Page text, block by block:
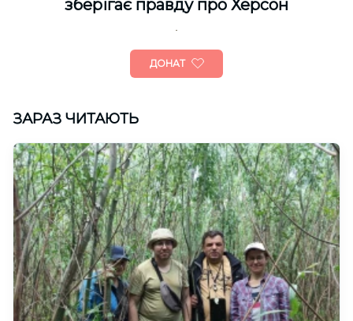
зберігає правду про Херсон
ДОНАТ
ЗАРАЗ ЧИТАЮТЬ